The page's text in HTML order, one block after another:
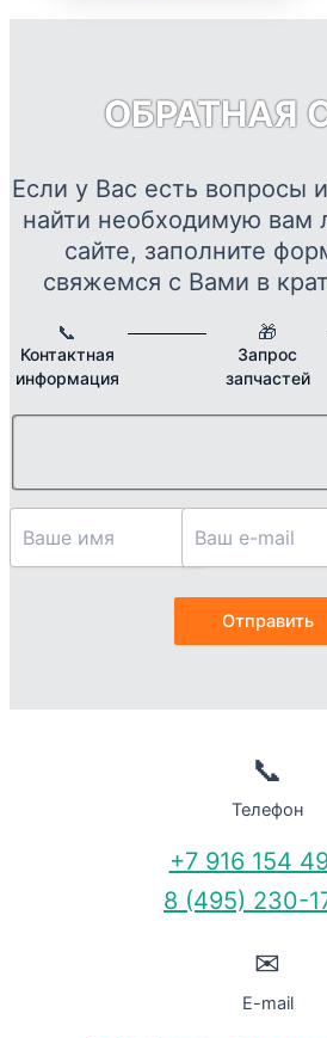
ОБРАТНАЯ
Если у Вас есть вопросы
найти необходимую вам
сайте, заполните
свяжемся с Вами в
📞
Контактная
информация
🎁
Запрос
запчастей
📞
Телефон
+7 916 154
8 (495) 230-
✉
E-mail